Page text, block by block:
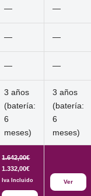
— —
— —
— —
3 años
(batería:
6
meses)
3 años
(batería:
6
meses)
1.642,00€El
precio
original
era:
1.332,00€El
precio
actual
Iva Incluido Ver